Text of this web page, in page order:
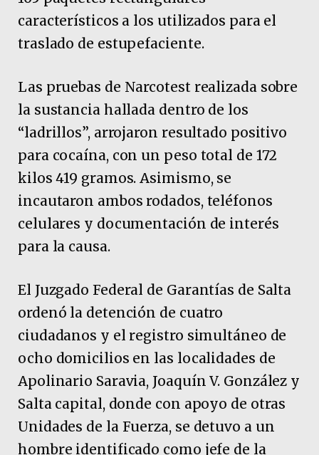
característicos a los utilizados para el
traslado de estupefaciente.
Las pruebas de Narcotest realizada sobre
la sustancia hallada dentro de los
“ladrillos”, arrojaron resultado positivo
para cocaína, con un peso total de 172
kilos 419 gramos. Asimismo, se
incautaron ambos rodados, teléfonos
celulares y documentación de interés
para la causa.
El Juzgado Federal de Garantías de Salta
ordenó la detención de cuatro
ciudadanos y el registro simultáneo de
ocho domicilios en las localidades de
Apolinario Saravia, Joaquín V. González y
Salta capital, donde con apoyo de otras
Unidades de la Fuerza, se detuvo a un
hombre identificado como jefe de la